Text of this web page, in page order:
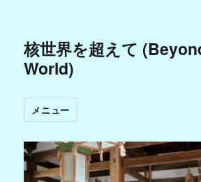
核世界を超えて
World)
メニュー